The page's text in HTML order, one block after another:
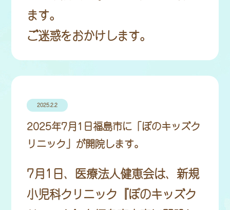
ます。
ご迷惑をおかけします。
2025.2.2
2025年7月1日福島市に「ぽのキッズク
リニック」が開院します。
7月1日、医療法人健恵会は、新規
小児科クリニック『ぽのキッズク